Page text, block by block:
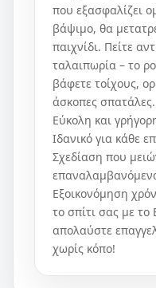
που εξασφαλίζει
βάψιμο, θα
παιχνίδι. Πείτε
ταλαιπωρία – το
βάφετε τοίχους,
άσκοπες
Εύκολη και
Ιδανικό για κάθε
Σχεδίαση που
Εξοικονόμηση
το σπίτι σας με
απολαύστε
χωρίς κόπο!